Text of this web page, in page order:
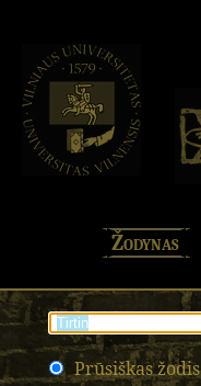
Žodynas
Prūsiškas žodis